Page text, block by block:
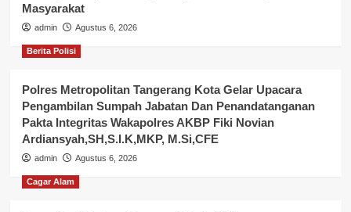
Masyarakat
admin Agustus 6, 2026
Berita Polisi
Polres Metropolitan Tangerang Kota Gelar Upacara
Pengambilan Sumpah Jabatan Dan Penandatanganan
Pakta Integritas Wakapolres AKBP Fiki Novian
Ardiansyah,SH,S.I.K,MKP, M.Si,CFE
admin Agustus 6, 2026
Cagar Alam